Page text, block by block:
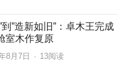
到”造新如旧”：卓木王完成
室木作复原
8月7日 · 13阅读